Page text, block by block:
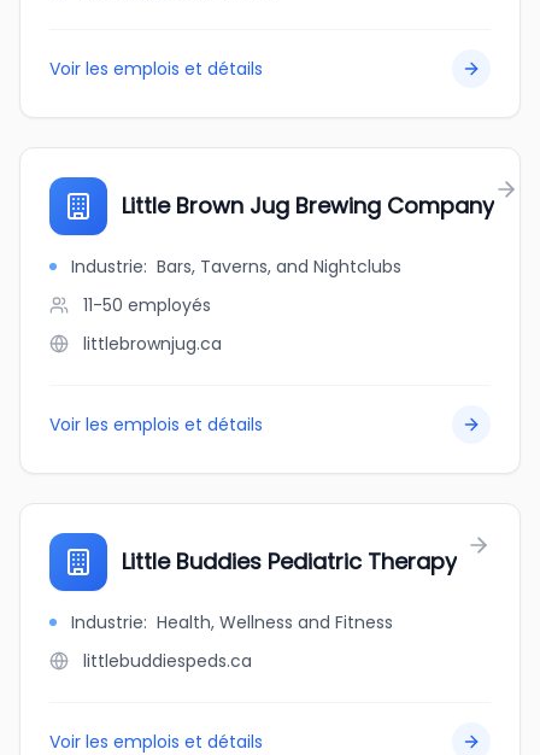
Voir les emplois et détails
Little Brown Jug Brewing Company
Industrie: Bars, Taverns, and Nightclubs
11-50 employés
littlebrownjug.ca
Voir les emplois et détails
Little Buddies Pediatric Therapy
Industrie: Health, Wellness and Fitness
littlebuddiespeds.ca
Voir les emplois et détails